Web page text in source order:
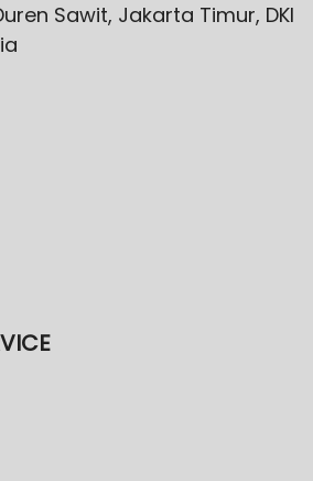
Sawit, Jakarta Timur, DKI